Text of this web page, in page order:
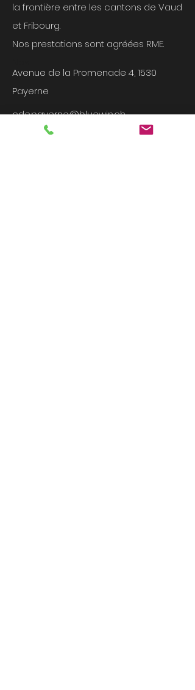
la frontière entre les cantons de Vaud
et Fribourg.
Nos prestations sont agréées RME.
Avenue de la Promenade 4, 1530
Payerne
cde.payerne@bluewin.ch